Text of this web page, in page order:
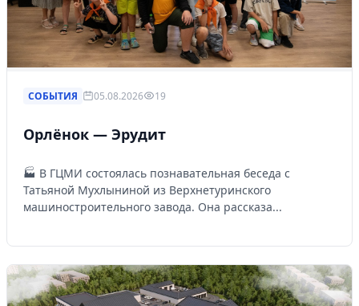
СОБЫТИЯ 05.08.2026 19
Орлёнок — Эрудит
🏭 В ГЦМИ состоялась познавательная беседа с
Татьяной Мухлыниной из Верхнетуринского
машиностроительного завода. Она рассказа...